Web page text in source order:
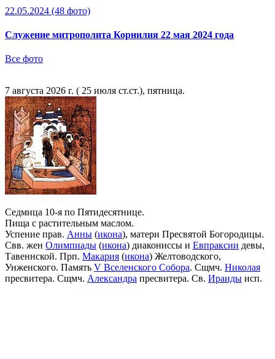
22.05.2024 (48 фото)
Служение митрополита Корнилия 22 мая 2024 года
Все фото
7 августа 2026 г. ( 25 июля ст.ст.), пятница.
Седмица 10-я по Пятидесятнице.
Пища с растительным маслом.
Успение прав. Анны (икона), матери Пресвятой Богородицы.
Свв. жен Олимпиады (икона) диакониссы и Евпраксии девы,
Тавеннской. Прп. Макария (икона) Желтоводского,
Унженского. Память V Вселенского Собора. Сщмч. Николая
пресвитера. Сщмч. Александра пресвитера. Св. Ираиды исп.